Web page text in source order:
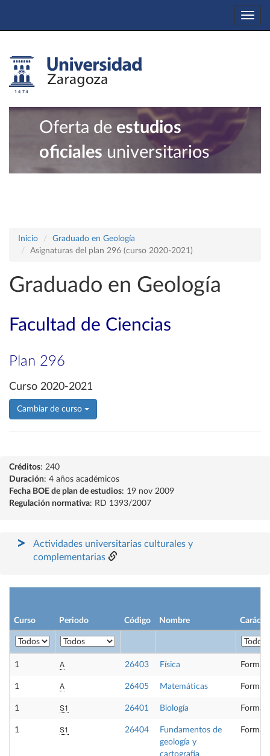
Oferta de estudios
oficiales universitarios
Inicio
Graduado en Geología
Asignaturas del plan 296 (curso 2020-2021)
Graduado en Geología
Facultad de Ciencias
Plan 296
Curso 2020-2021
Cambiar de curso
Créditos: 240
Duración: 4 años académicos
Fecha BOE de plan de estudios: 19 nov 2009
Regulación normativa: RD 1393/2007
Actividades universitarias culturales y
complementarias
Curso Periodo Código Nombre
1 A 26403 Física
1 A 26405 Matemáticas
1 S1 26401 Biología
1 S1 26404
Fundamentos de
geología y
cartografía